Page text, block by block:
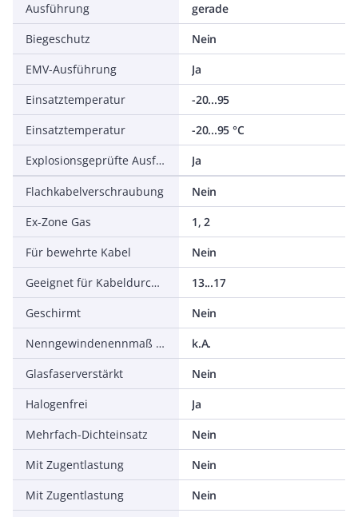
Ausführung
gerade
Biegeschutz
Nein
EMV-Ausführung
Ja
Einsatztemperatur
-20...95
Einsatztemperatur
-20...95 °C
Explosionsgeprüfte Ausführung
Ja
Flachkabelverschraubung
Nein
Ex-Zone Gas
1, 2
Für bewehrte Kabel
Nein
Geeignet für Kabeldurchmesser
13...17
Geschirmt
Nein
Nenngewindenennmaß in Zoll NPT/Gasrohrgewinde
k.A.
Glasfaserverstärkt
Nein
Halogenfrei
Ja
Mehrfach-Dichteinsatz
Nein
Mit Zugentlastung
Nein
Mit Zugentlastung
Nein